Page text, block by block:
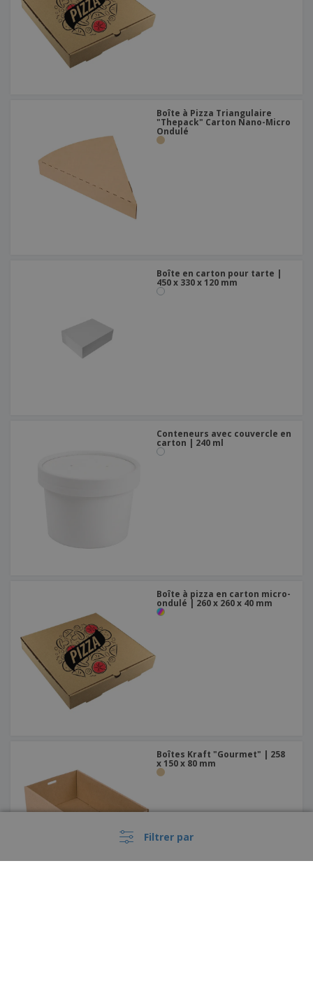
Filtrer par
Boîte à Pizza Triangulaire
"Thepack" Carton Nano-Micro
Ondulé
Boîte en carton pour tarte |
450 x 330 x 120 mm
Conteneurs avec couvercle en
carton | 240 ml
Boîte à pizza en carton micro-
ondulé | 260 x 260 x 40 mm
Boîtes Kraft "Gourmet" | 258
x 150 x 80 mm